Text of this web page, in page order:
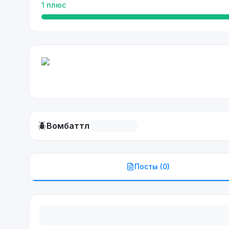
1 плюс
🪲Вомбаттл
Посты (0)